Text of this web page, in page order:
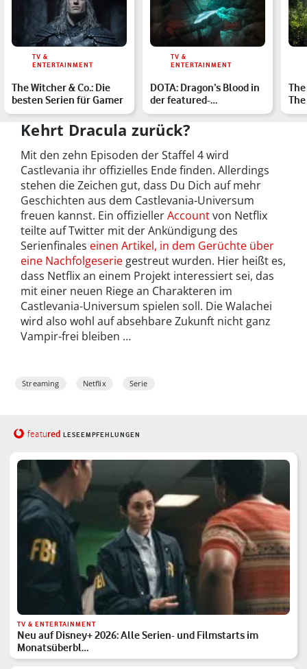
TV &
ENTERTAINMENT
The Witcher & Co.: Die
besten Serien für Gamer
TV &
ENTERTAINMENT
DOTA: Dragon’s Blood in
der featured-
Serienkritik: Ein
Augenschma…
Kehrt Dracula zurück?
Mit den zehn Episoden der Staffel 4 wird
Castlevania ihr offizielles Ende finden. Allerdings
stehen die Zeichen gut, dass Du Dich auf mehr
Geschichten aus dem Castlevania-Universum
freuen kannst. Ein offiziellerAccountvon Netflix
teilte auf Twitter mit der Ankündigung des
Serienfinales einen Artikel, in dem Gerüchte über
eine Nachfolgeserie gestreut wurden. Hier heißt es,
dass Netflix an einem Projekt interessiert sei, das
mit einer neuen Riege an Charakteren im
Castlevania-Universum spielen soll. Die Walachei
wird also wohl auf absehbare Zukunft nicht ganz
Vampir-frei bleiben …
Streaming Netflix Serie
featured LESEEMPFEHLUNGEN
TV & ENTERTAINMENT
Neu auf Disney+ 2026: Alle Serien- und Filmstarts im
Monatsüberbl…